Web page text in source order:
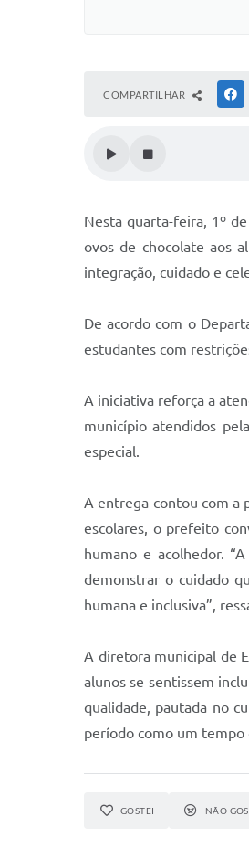
COMPARTILHAR
Nesta quarta-feira, 1º
ovos de chocolate aos
integração, cuidado e
De acordo com o
estudantes com
A iniciativa reforça a
município atendidos
especial.
A entrega contou com a
escolares, o prefeito
humano e acolhedor.
demonstrar o cuidado
humana e inclusiva”,
A diretora municipal de
alunos se sentissem
qualidade, pautada no
período como um tempo
GOSTEI NÃO